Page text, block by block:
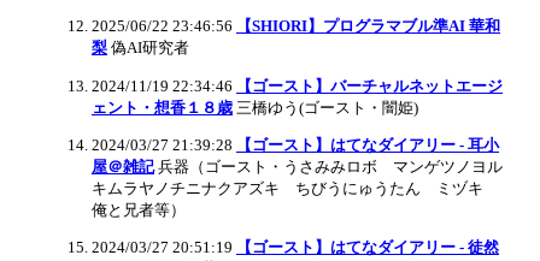
2025/06/22 23:46:56
【SHIORI】プログラマブル準AI 華和
梨 偽AI研究者
2024/11/19 22:34:46
【ゴースト】バーチャルネットエージ
ェント・想香１８歳 三橋ゆう(ゴースト・闇姫)
2024/03/27 21:39:28
【ゴースト】はてなダイアリー - 耳小
屋＠雑記 兵器（ゴースト・うさみみロボ マンゲツノヨル
キムラヤノチニナクアズキ ちびうにゅうたん ミヅキ
俺と兄者等）
2024/03/27 20:51:19
【ゴースト】はてなダイアリー - 徒然